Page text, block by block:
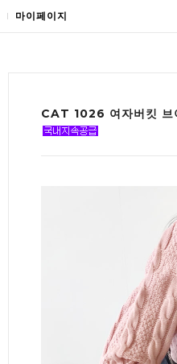
마이페이지
CAT 1026 여자버킷 브